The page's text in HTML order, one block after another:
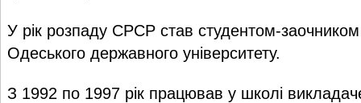
У рік розпаду СРСР став студентом-заочником
Одеського державного університету.
З 1992 по 1997 рік працював у школі